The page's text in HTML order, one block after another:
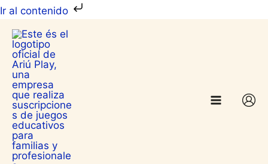
Ir al contenido
Ir
contenido